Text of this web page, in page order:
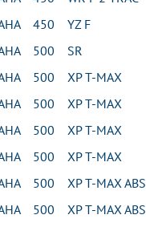
450 YZ F
500 SR
500 XP T-MAX
500 XP T-MAX
500 XP T-MAX
500 XP T-MAX
500 XP T-MAX ABS
500 XP T-MAX ABS